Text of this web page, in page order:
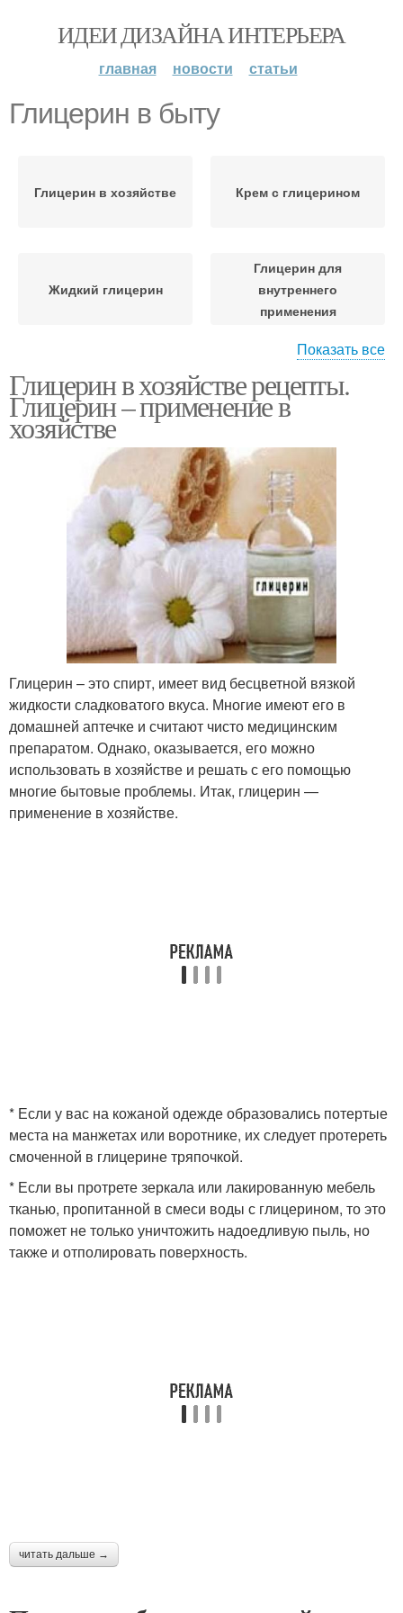
ИДЕИ ДИЗАЙНА ИНТЕРЬЕРА
главная новости статьи
Глицерин в быту
Глицерин в хозяйстве Крем с глицерином
Жидкий глицерин
Глицерин для
внутреннего
применения
Применение в быту
Показать все
Глицерин в хозяйстве рецепты.
Глицерин – применение в
хозяйстве
Глицерин – это спирт, имеет вид бесцветной вязкой
жидкости сладковатого вкуса. Многие имеют его в
домашней аптечке и считают чисто медицинским
препаратом. Однако, оказывается, его можно
использовать в хозяйстве и решать с его помощью
многие бытовые проблемы. Итак, глицерин —
применение в хозяйстве.
* Если у вас на кожаной одежде образовались потертые
места на манжетах или воротнике, их следует протереть
смоченной в глицерине тряпочкой.
* Если вы протрете зеркала или лакированную мебель
тканью, пропитанной в смеси воды с глицерином, то это
поможет не только уничтожить надоедливую пыль, но
также и отполировать поверхность.
читать дальше →